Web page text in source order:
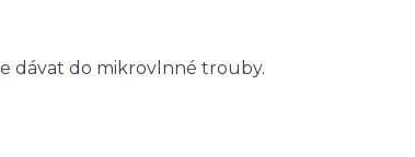
dávat do mikrovlnné trouby.